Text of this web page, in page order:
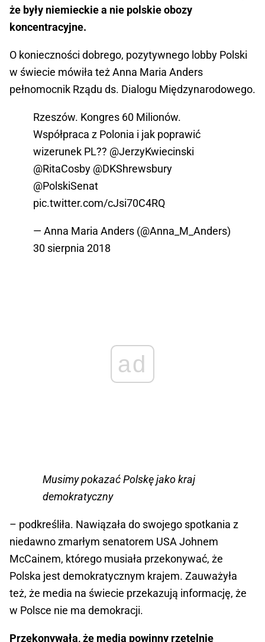
że były niemieckie a nie polskie obozy
koncentracyjne.
O konieczności dobrego, pozytywnego lobby Polski
w świecie mówiła też Anna Maria Anders
pełnomocnik Rządu ds. Dialogu Międzynarodowego.
Rzeszów. Kongres 60 Milionów.
Współpraca z Polonia i jak poprawić
wizerunek PL?? @JerzyKwiecinski
@RitaCosby @DKShrewsbury
@PolskiSenat
pic.twitter.com/cJsi70C4RQ
— Anna Maria Anders (@Anna_M_Anders)
30 sierpnia 2018
ad
Musimy pokazać Polskę jako kraj
demokratyczny
– podkreśliła. Nawiązała do swojego spotkania z
niedawno zmarłym senatorem USA Johnem
McCainem, którego musiała przekonywać, że
Polska jest demokratycznym krajem. Zauważyła
też, że media na świecie przekazują informację, że
w Polsce nie ma demokracji.
Przekonywała, że media powinny rzetelnie